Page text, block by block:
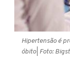
Hipertensão é
óbito| Foto: